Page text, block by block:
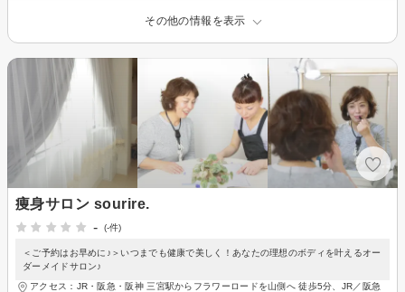
その他の情報を表示
痩身サロン sourire.
-
(-件)
＜ご予約はお早めに♪＞いつまでも健康で美しく！あなたの理想のボディを叶えるオー
ダーメイドサロン♪
アクセス：JR・阪急・阪神 三宮駅からフラワーロードを山側へ 徒歩5分、JR／阪急